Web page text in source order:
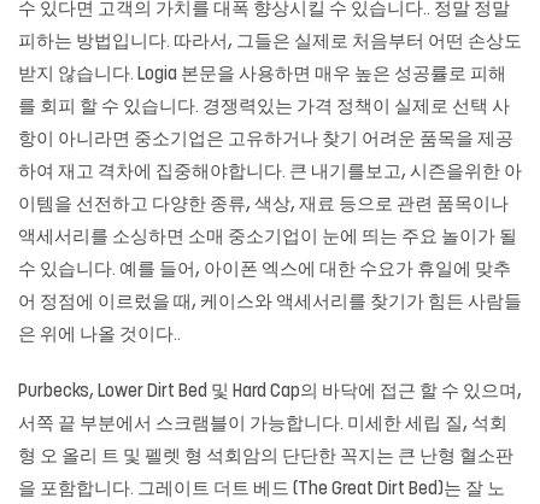
수 있다면 고객의 가치를 대폭 향상시킬 수 있습니다.. 정말 정말
피하는 방법입니다. 따라서, 그들은 실제로 처음부터 어떤 손상도
받지 않습니다. Logia 본문을 사용하면 매우 높은 성공률로 피해
를 회피 할 수 있습니다. 경쟁력있는 가격 정책이 실제로 선택 사
항이 아니라면 중소기업은 고유하거나 찾기 어려운 품목을 제공
하여 재고 격차에 집중해야합니다. 큰 내기를보고, 시즌을위한 아
이템을 선전하고 다양한 종류, 색상, 재료 등으로 관련 품목이나
액세서리를 소싱하면 소매 중소기업이 눈에 띄는 주요 놀이가 될
수 있습니다. 예를 들어, 아이폰 엑스에 대한 수요가 휴일에 맞추
어 정점에 이르렀을 때, 케이스와 액세서리를 찾기가 힘든 사람들
은 위에 나올 것이다..
Purbecks, Lower Dirt Bed 및 Hard Cap의 바닥에 접근 할 수 있으며,
서쪽 끝 부분에서 스크램블이 가능합니다. 미세한 세립 질, 석회
형 오 올리 트 및 펠렛 형 석회암의 단단한 꼭지는 큰 난형 혈소판
을 포함합니다. 그레이트 더트 베드 (The Great Dirt Bed)는 잘 노